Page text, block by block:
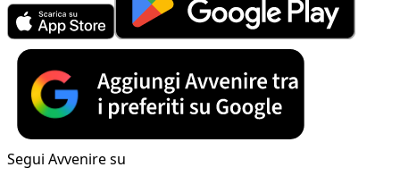
Segui Avvenire su